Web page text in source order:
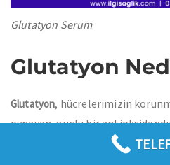
Glutatyon Serum
Glutatyon
Glutatyon, hücrelerimizin
oynayan, güçlü bir
tripeptid, vücudun birçok